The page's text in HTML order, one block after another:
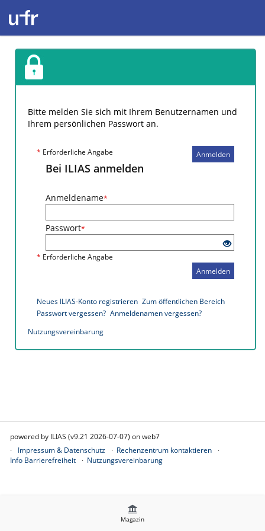
Magazin
Bitte melden Sie sich mit Ihrem Benutzernamen und
Ihrem persönlichen Passwort an.
Anmelden
* Erforderliche Angabe
Bei ILIAS anmelden
Anmeldename*
Passwort*
* Erforderliche Angabe
Anmelden
Neues ILIAS-Konto registrieren Zum öffentlichen Bereich
Passwort vergessen? Anmeldenamen vergessen?
Nutzungsvereinbarung
powered by ILIAS (v9.21 2026-07-07) on web7
Impressum & Datenschutz
Rechenzentrum kontaktieren
Info Barrierefreiheit
Nutzungsvereinbarung